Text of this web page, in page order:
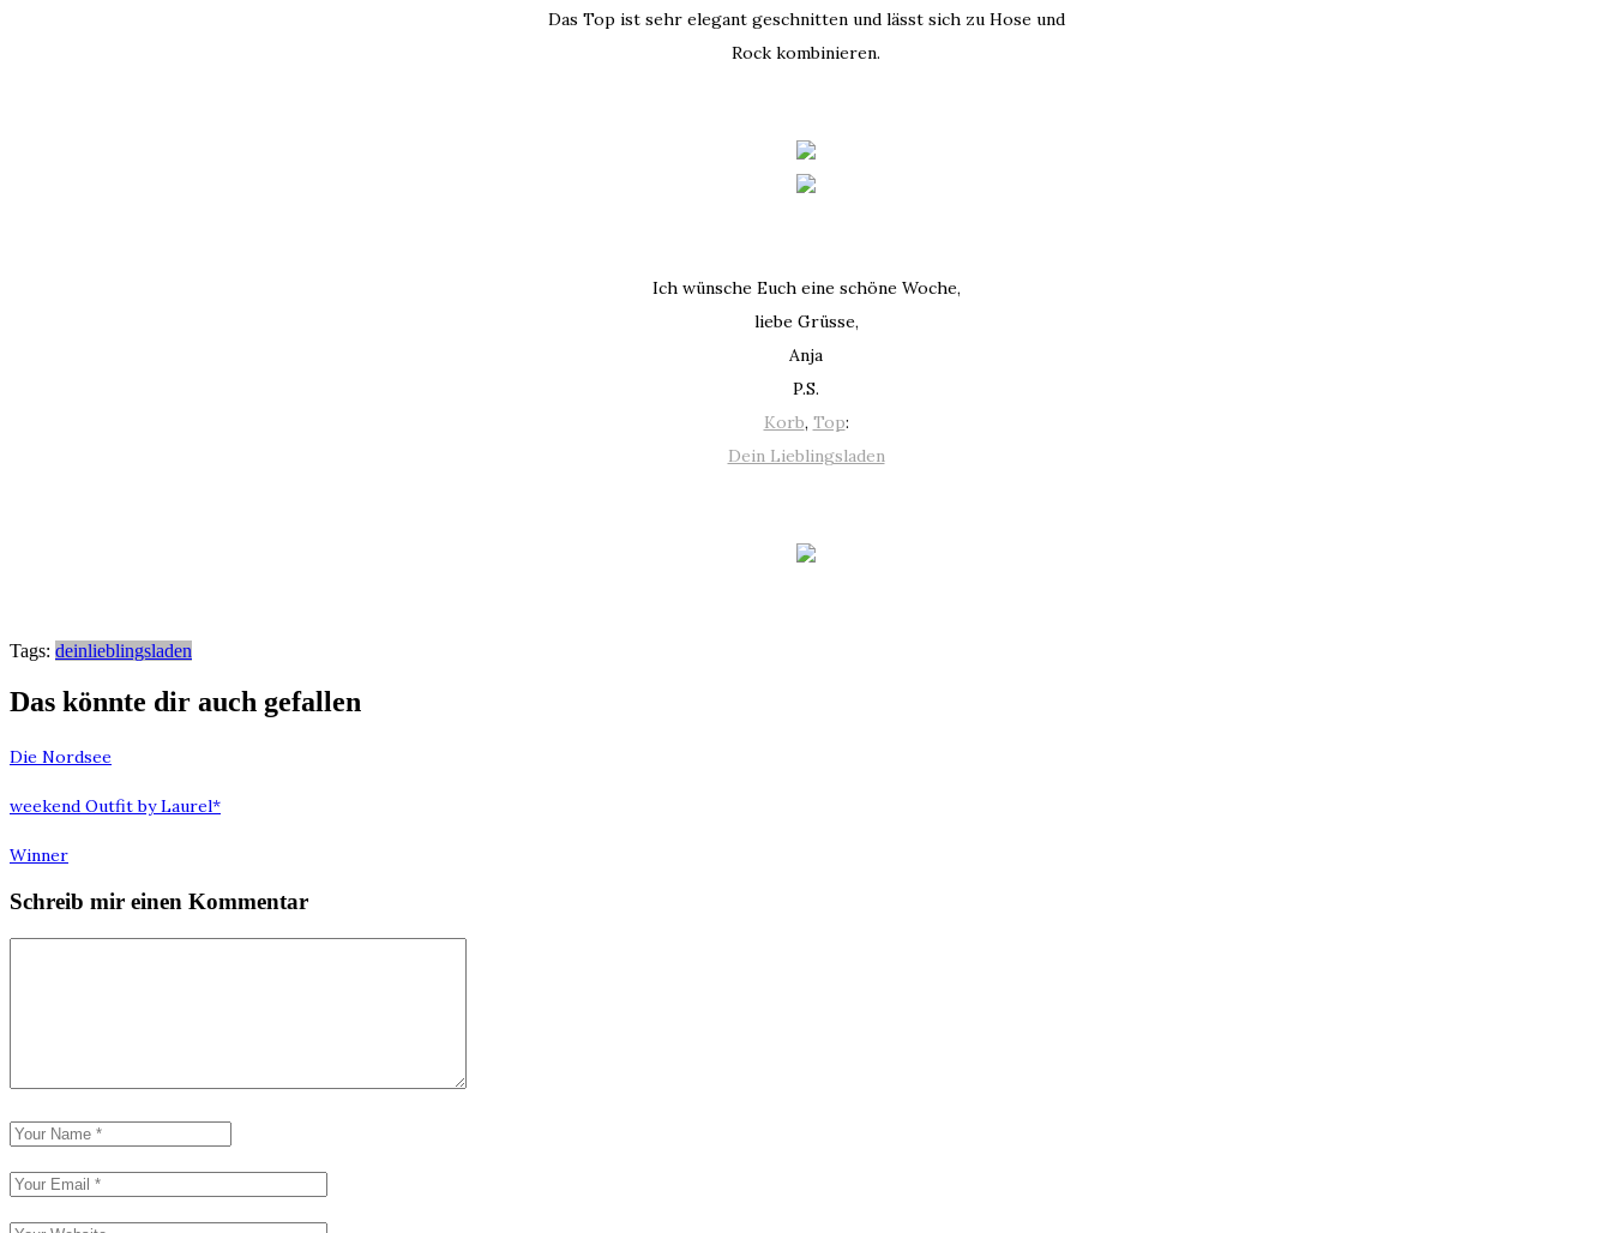
Das Top ist sehr elegant geschnitten und lässt sich zu Hose und
Rock kombinieren.
Ich wünsche Euch eine schöne Woche,
liebe Grüsse,
Anja
P.S.
Korb, Top:
Dein Lieblingsladen
Tags: deinlieblingsladen
Das könnte dir auch gefallen
Die Nordsee
weekend Outfit by Laurel*
Winner
Schreib mir einen Kommentar